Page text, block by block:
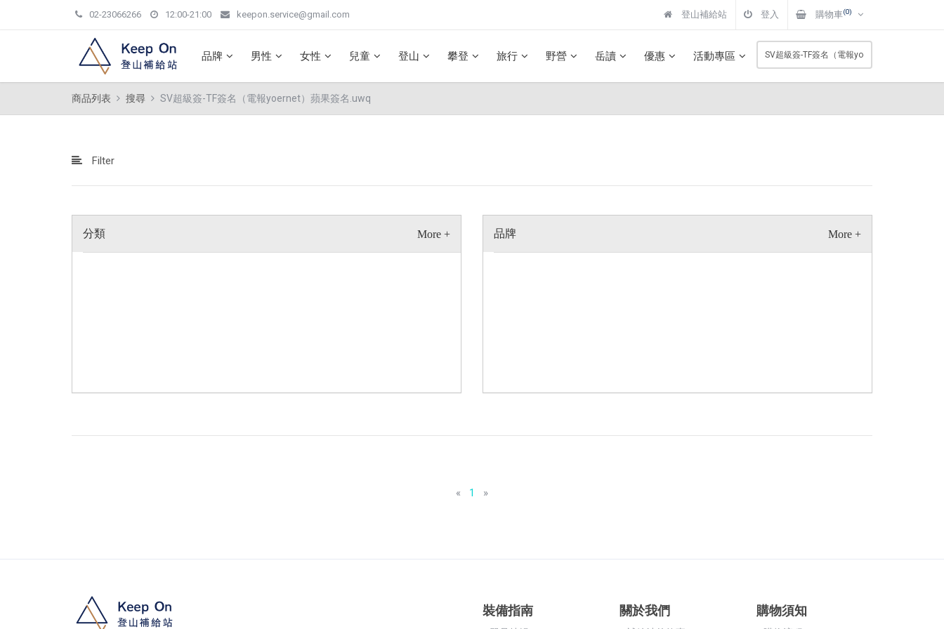
02-23066266 12:00-21:00 keepon.service@gmail.com 登山補給站 登入 購物車(0)
品牌 男性 女性 兒童 登山 攀登 旅行 野營 岳讀 優惠 活動專區
商品列表 搜尋 SV超級簽-TF簽名​​（電報yoernet）蘋果簽名.uwq
Filter
分類 品牌
« 1 »
裝備指南 關於我們 購物須知